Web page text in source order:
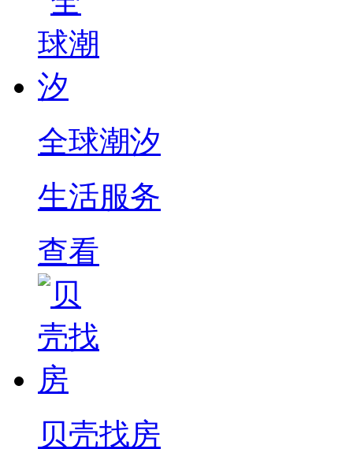
全球潮汐
生活服务
查看
贝壳找房